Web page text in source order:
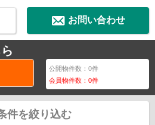
お問い合わせ
公開物件数：0件
会員物件数：0件
件を絞り込む